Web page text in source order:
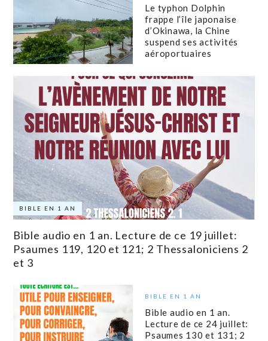
Le typhon Dolphin
frappe l’île japonaise
d’Okinawa, la Chine
suspend ses activités
aéroportuaires
BIBLE EN 1 AN
Bible audio en 1 an. Lecture de ce 19 juillet:
Psaumes 119, 120 et 121; 2 Thessaloniciens 2
et 3
BIBLE EN 1 AN
Bible audio en 1 an.
Lecture de ce 24 juillet:
Psaumes 130 et 131; 2